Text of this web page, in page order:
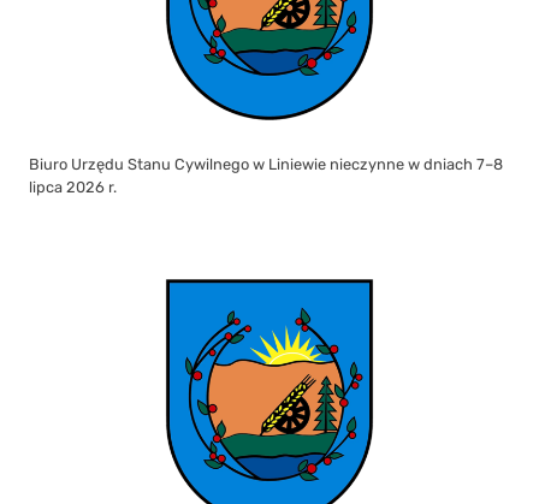
Biuro Urzędu Stanu Cywilnego w Liniewie nieczynne w dniach 7–8
lipca 2026 r.